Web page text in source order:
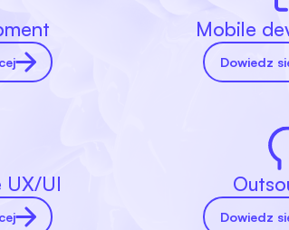
Mobile
Dowiedz
UX/UI
Dowiedz